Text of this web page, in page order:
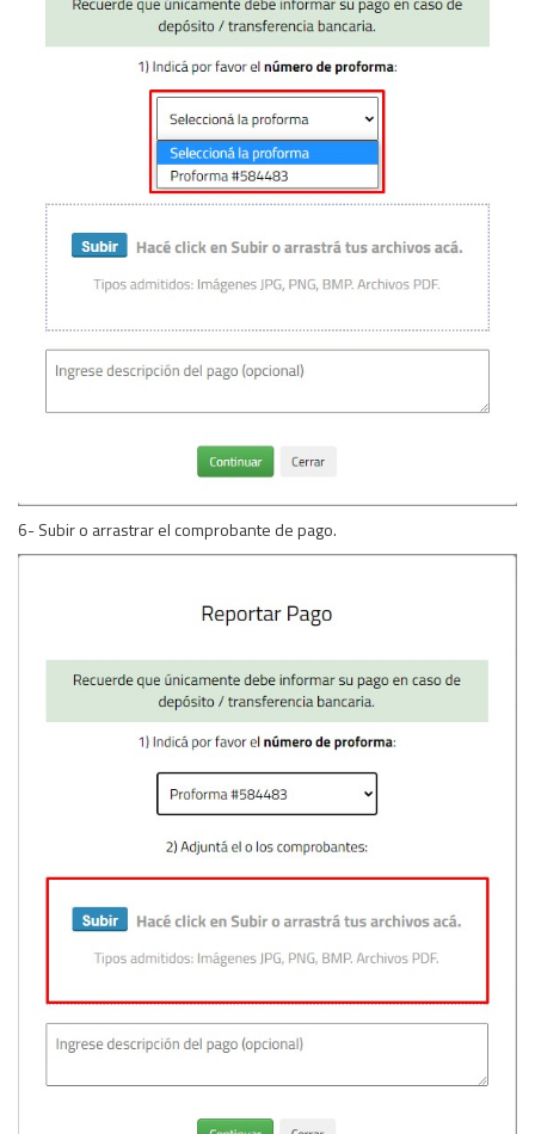
6- Subir o arrastrar el comprobante de pago.